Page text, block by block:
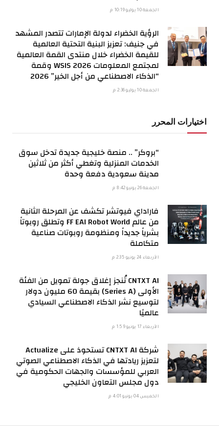
الجمعة 10 يوليو 10:19 م
الرؤية الخضراء لدولة الإمارات تتصدر المشهد
في جنيف: تعزيز البنية التحتية العالمية
للقيمة الخضراء خلال منتدى القمة العالمية
لمجتمع المعلومات WSIS 2026 وقمة
“الذكاء الاصطناعي من أجل الخير” 2026
الجمعة 10 يوليو 2:36 م
اختيارات المحرر
“بروكر” .. منصة خليجية جديدة تدخل سوق
الخدمات المنزلية وتغطي أكثر من ثلاثين
مدينة سعودية دفعة وحدة
الجمعة 26 يونيو 8:42 م
فاراداي فيوتشر تكشف عن المرحلة الثانية
من عالم FF EAI Robot World وتطلق روبوتاً
بشرياً جديداً ومنظومة روبوتات صناعية
متكاملة
الأربعاء 24 يونيو 2:35 م
CNTXT AI تُنجز إغلاق جولة تمويل من الفئة
الأولى (Series A) بقيمة 60 مليون دولار
لتوسيع نشر الذكاء الاصطناعي السيادي
عالميًا
الأربعاء 17 يونيو 1:59 م
شركة CNTXT AI تستحوذ على Actualize
لتعزيز ريادتها في الذكاء الاصطناعي الصوتي
العربي للمؤسسات والجهات الحكومية في
دول مجلس التعاون الخليجي
الخميس 04 يونيو 4:01 م